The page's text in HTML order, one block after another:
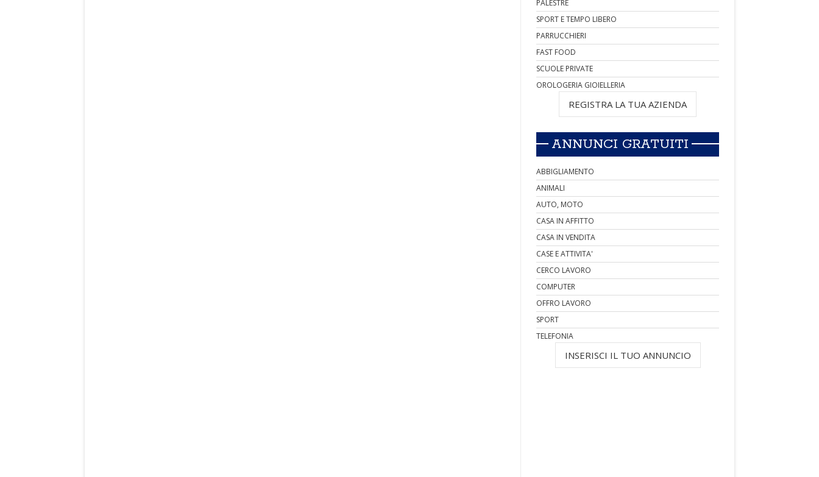
PALESTRE
SPORT E TEMPO LIBERO
PARRUCCHIERI
FAST FOOD
SCUOLE PRIVATE
OROLOGERIA GIOIELLERIA
REGISTRA LA TUA AZIENDA
ANNUNCI GRATUITI
ABBIGLIAMENTO
ANIMALI
AUTO, MOTO
CASA IN AFFITTO
CASA IN VENDITA
CASE E ATTIVITA'
CERCO LAVORO
COMPUTER
OFFRO LAVORO
SPORT
TELEFONIA
INSERISCI IL TUO ANNUNCIO